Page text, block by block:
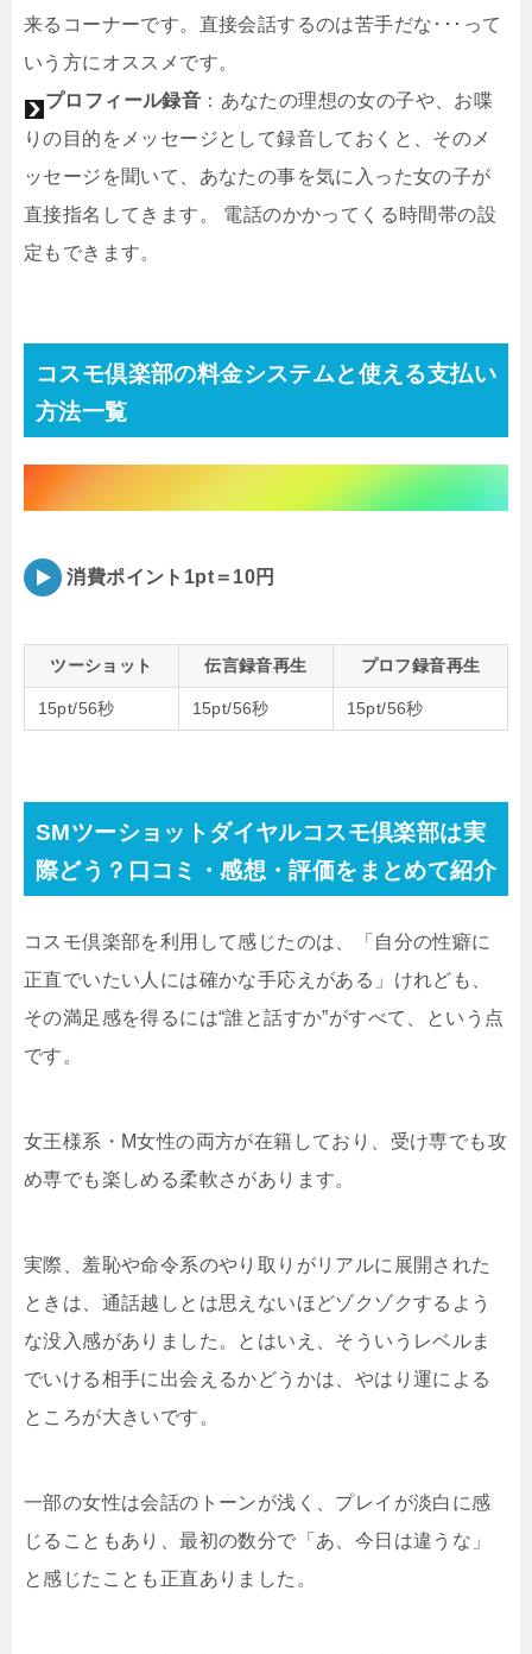
来るコーナーです。直接会話するのは苦手だな･･･って
いう方にオススメです。
プロフィール録音 ：あなたの理想の女の子や、お喋
りの目的をメッセージとして録音しておくと、そのメ
ッセージを聞いて、あなたの事を気に入った女の子が
直接指名してきます。 電話のかかってくる時間帯の設
定もできます。
コスモ倶楽部の料金システムと使える支払い
方法一覧
消費ポイント1pt＝10円
ツーショット 伝言録音再生 プロフ録音再生
15pt/56秒 15pt/56秒 15pt/56秒
SMツーショットダイヤルコスモ倶楽部は実
際どう？口コミ・感想・評価をまとめて紹介
コスモ倶楽部を利用して感じたのは、「自分の性癖に
正直でいたい人には確かな手応えがある」けれども、
その満足感を得るには“誰と話すか”がすべて、という点
です。
女王様系・M女性の両方が在籍しており、受け専でも攻
め専でも楽しめる柔軟さがあります。
実際、羞恥や命令系のやり取りがリアルに展開された
ときは、通話越しとは思えないほどゾクゾクするよう
な没入感がありました。とはいえ、そういうレベルま
でいける相手に出会えるかどうかは、やはり運による
ところが大きいです。
一部の女性は会話のトーンが浅く、プレイが淡白に感
じることもあり、最初の数分で「あ、今日は違うな」
と感じたことも正直ありました。